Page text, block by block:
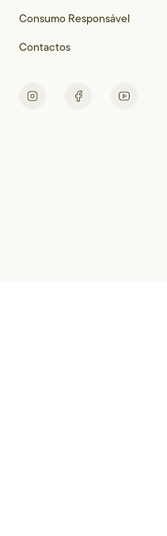
Consumo Responsável
Contactos